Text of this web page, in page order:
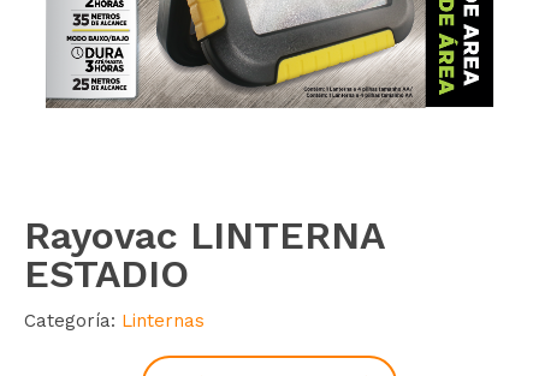
Rayovac LINTERNA
ESTADIO
Categoría: Linternas